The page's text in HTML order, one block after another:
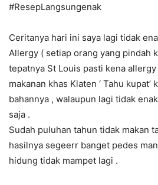
#ResepLangsungenak
Ceritanya hari ini saya lagi tidak
Allergy ( setiap orang yang pindah
tepatnya St Louis pasti kena
makanan khas Klaten ‘ Tahu
bahannya , walaupun lagi tidak
saja .
Sudah puluhan tahun tidak makan
hasilnya segeerr banget pedes
hidung tidak mampet lagi .